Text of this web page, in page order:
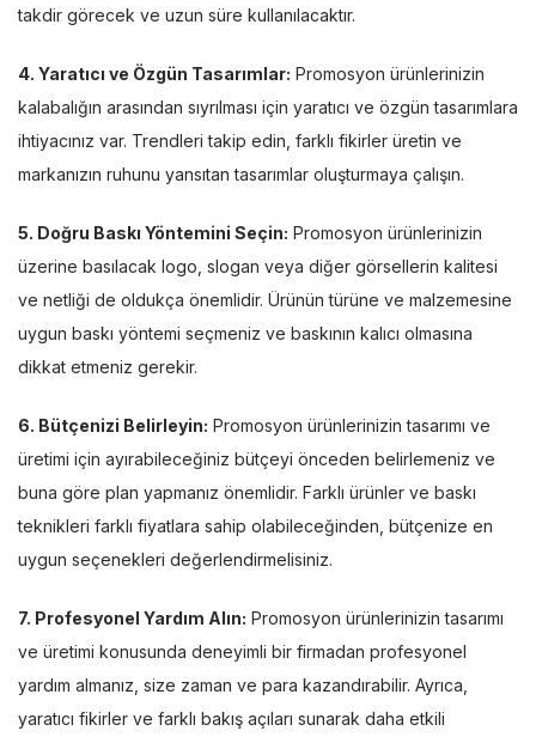
takdir görecek ve uzun süre kullanılacaktır.
4. Yaratıcı ve Özgün Tasarımlar: Promosyon ürünlerinizin
kalabalığın arasından sıyrılması için yaratıcı ve özgün tasarımlara
ihtiyacınız var. Trendleri takip edin, farklı fikirler üretin ve
markanızın ruhunu yansıtan tasarımlar oluşturmaya çalışın.
5. Doğru Baskı Yöntemini Seçin: Promosyon ürünlerinizin
üzerine basılacak logo, slogan veya diğer görsellerin kalitesi
ve netliği de oldukça önemlidir. Ürünün türüne ve malzemesine
uygun baskı yöntemi seçmeniz ve baskının kalıcı olmasına
dikkat etmeniz gerekir.
6. Bütçenizi Belirleyin: Promosyon ürünlerinizin tasarımı ve
üretimi için ayırabileceğiniz bütçeyi önceden belirlemeniz ve
buna göre plan yapmanız önemlidir. Farklı ürünler ve baskı
teknikleri farklı fiyatlara sahip olabileceğinden, bütçenize en
uygun seçenekleri değerlendirmelisiniz.
7. Profesyonel Yardım Alın: Promosyon ürünlerinizin tasarımı
ve üretimi konusunda deneyimli bir firmadan profesyonel
yardım almanız, size zaman ve para kazandırabilir. Ayrıca,
yaratıcı fikirler ve farklı bakış açıları sunarak daha etkili